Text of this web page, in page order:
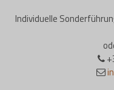
Individuelle